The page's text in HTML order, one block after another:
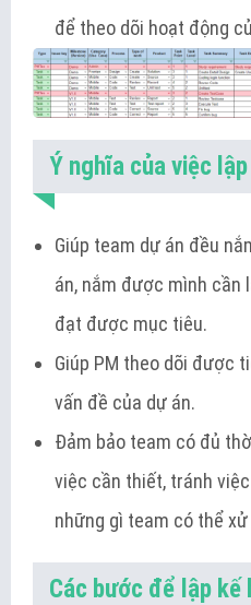
để theo dõi hoạt động
Ý nghĩa của việc
Giúp team dự án đều
án, nắm được mình cần
đạt được mục tiêu.
Giúp PM theo dõi được
vấn đề của dự án.
Đảm bảo team có đủ
việc cần thiết, tránh
những gì team có thể xử
Các bước để lập kế